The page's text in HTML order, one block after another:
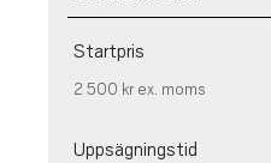
Startpris
2 500 kr ex. moms
Uppsägningstid